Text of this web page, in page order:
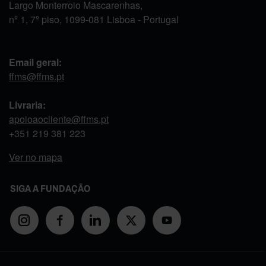
Largo Monterroio Mascarenhas,
nº 1, 7º piso, 1099-081 Lisboa - Portugal
Email geral:
ffms@ffms.pt
Livraria:
apoioaocliente@ffms.pt
+351 219 381 223
Ver no mapa
SIGA A FUNDAÇÃO